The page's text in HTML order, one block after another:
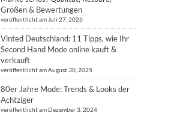
Größen & Bewertungen
veröffentlicht am Juli 27, 2026
Vinted Deutschland: 11 Tipps, wie Ihr
Second Hand Mode online kauft &
verkauft
veröffentlicht am August 30, 2025
80er Jahre Mode: Trends & Looks der
Achtziger
veröffentlicht am Dezember 3, 2024